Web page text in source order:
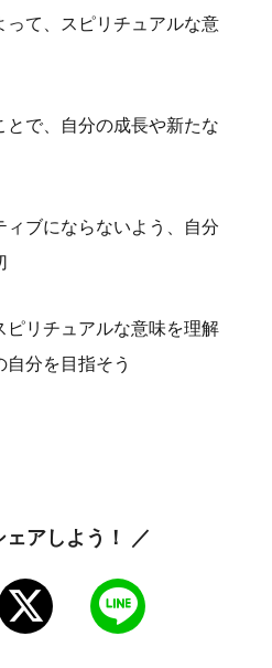
って、スピリチュアルな意
とで、自分の成長や新たな
ィブにならないよう、自分
ピリチュアルな意味を理解
自分を目指そう
ェアしよう！ ／